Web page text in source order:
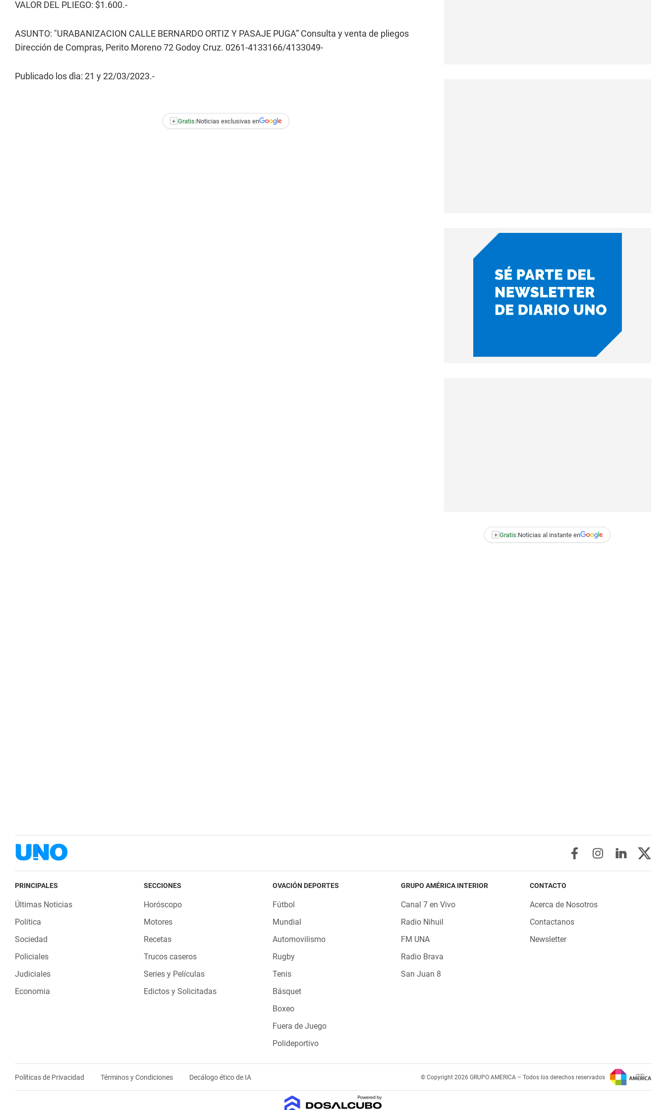
VALOR DEL PLIEGO: $1.600.-
ASUNTO: "URABANIZACION CALLE BERNARDO ORTIZ Y PASAJE PUGA” Consulta y venta de pliegos
Dirección de Compras, Perito Moreno 72 Godoy Cruz. 0261-4133166/4133049-
Publicado los dìa: 21 y 22/03/2023.-
+ Gratis:Noticias exclusivas en
+ Gratis:Noticias al instante en
PRINCIPALES
Últimas Noticias
Política
Sociedad
Policiales
Judiciales
Economia
SECCIONES
Horóscopo
Motores
Recetas
Trucos caseros
Series y Películas
Edictos y Solicitadas
OVACIÓN DEPORTES
Fútbol
Mundial
Automovilismo
Rugby
Tenis
Básquet
Boxeo
Fuera de Juego
Polideportivo
GRUPO AMÉRICA INTERIOR
Canal 7 en Vivo
Radio Nihuil
FM UNA
Radio Brava
San Juan 8
CONTACTO
Acerca de Nosotros
Contactanos
Newsletter
Políticas de Privacidad Términos y Condiciones Decálogo ético de IA © Copyright 2026 GRUPO AMERICA – Todos los derechos reservados